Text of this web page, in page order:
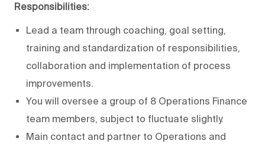
Responsibilities:
Lead a team through coaching, goal setting,
training and standardization of responsibilities,
collaboration and implementation of process
improvements.
You will oversee a group of 8 Operations Finance
team members, subject to fluctuate slightly.
Main contact and partner to Operations and